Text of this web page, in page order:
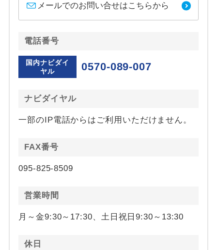
メールでのお問い合せはこちらから
電話番号
国内ナビダイ
ヤル
0570-089-007
ナビダイヤル
一部のIP電話からはご利用いただけません。
FAX番号
095-825-8509
営業時間
月～金9:30～17:30、土日祝日9:30～13:30
休日